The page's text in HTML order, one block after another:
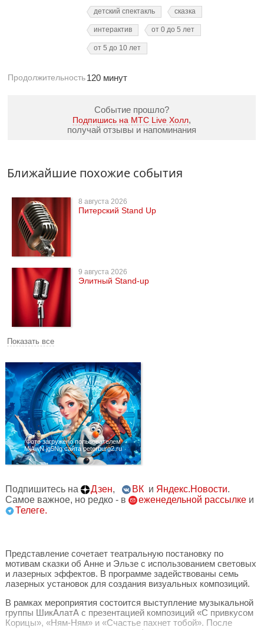
детский спектакль сказка
интерактив от 0 до 5 лет
от 5 до 10 лет
Продолжительность120 минут
Событие прошло?
Подпишись на МТС Live Холл,
получай отзывы и напоминания
Ближайшие похожие события
8 августа 2026
Питерский Stand Up
9 августа 2026
Элитный Stand-up
Показать все
Фото загружено пользователем
MjAwN jg5Ng сайта peterburg2.ru
Подпишитесь на Дзен, ВК и Яндекс.Новости.
Самое важное, но редко - в
еженедельной рассылке и
Телеге.
Представление сочетает театральную постановку по
мотивам сказки об Анне и Эльзе с использованием световых
и лазерных эффектов. В программе задействованы семь
лазерных установок для создания визуальных композиций.
В рамках мероприятия состоится выступление музыкальной
группы ШикАлатА с презентацией композиций «С привкусом
Корицы», «Ням-Ням» и «Счастье пахнет тобой». После